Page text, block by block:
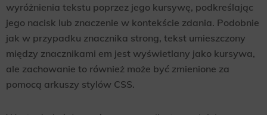
wyróżnienia tekstu poprzez jego kursywę, podkreślając
jego nacisk lub znaczenie w kontekście zdania. Podobnie
jak w przypadku znacznika strong, tekst umieszczony
między znacznikami em jest wyświetlany jako kursywa,
ale zachowanie to również może być zmienione za
pomocą arkuszy stylów CSS.